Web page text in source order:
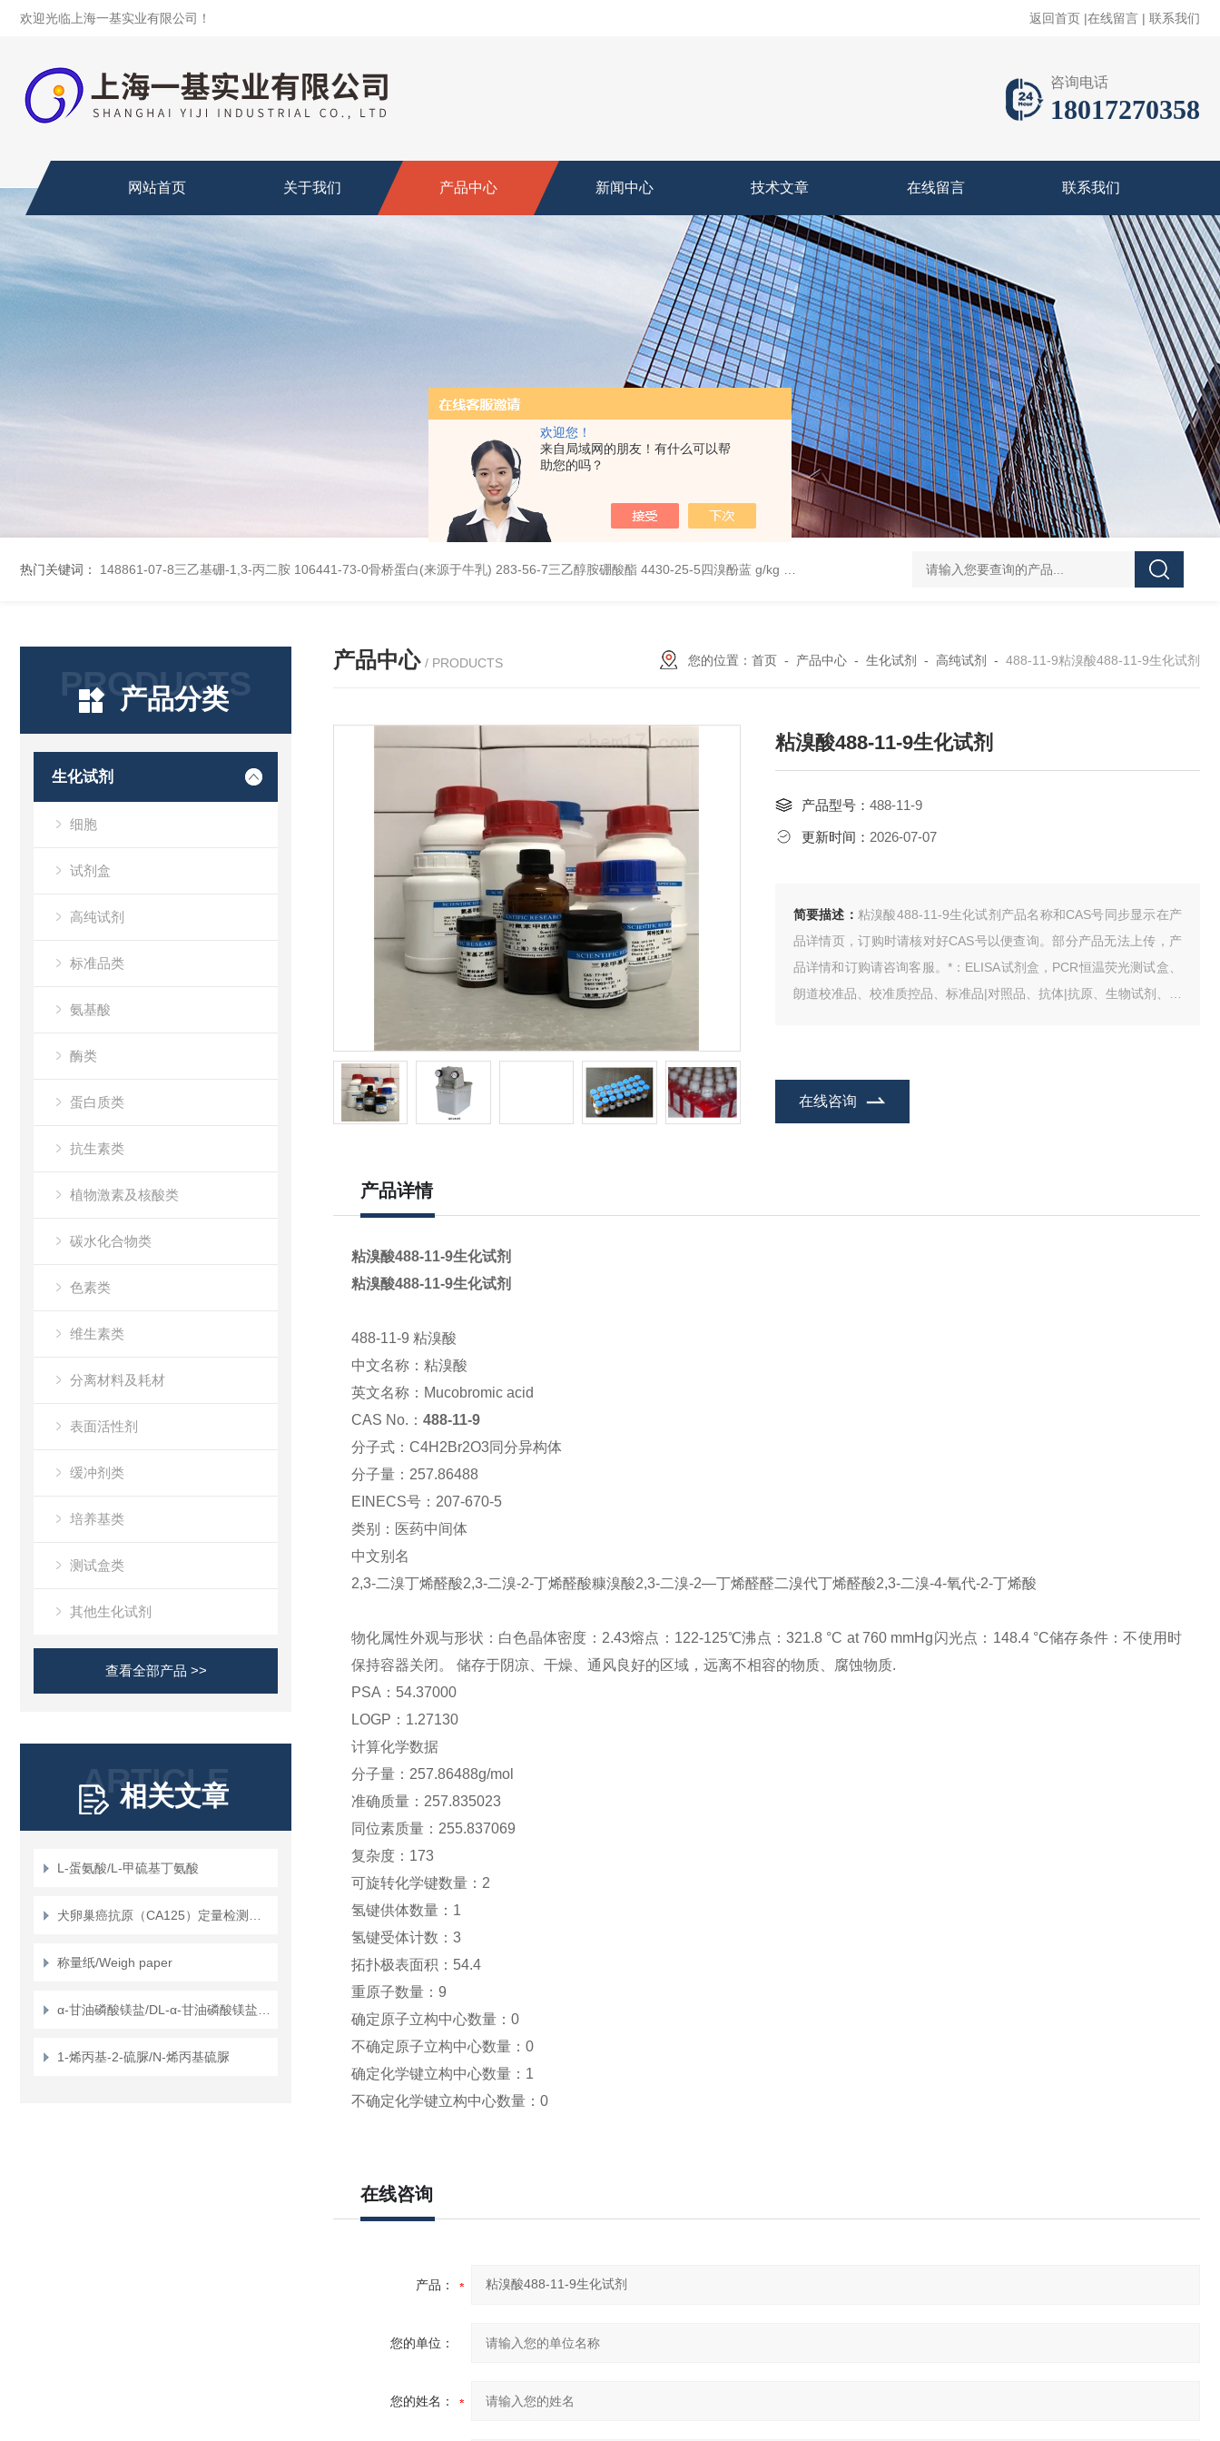
欢迎您！
来自局域网的朋友！有什么可以帮
助您的吗？
欢迎光临上海一基实业有限公司！ 返回首页 |在线留言 | 联系我们
咨询电话
18017270358
网站首页 关于我们 产品中心 新闻中心 技术文章 在线留言 联系我们
热门关键词： 148861-07-8三乙基硼-1,3-丙二胺 106441-73-0骨桥蛋白(来源于牛乳) 283-56-7三乙醇胺硼酸酯 4430-25-5四溴酚蓝 g/kg 81-08-32-磺基苯甲酸酐 4441-12-7三(4-吗啉基)氧化膦
PRODUCTS
产品分类
生化试剂
细胞
试剂盒
高纯试剂
标准品类
氨基酸
酶类
蛋白质类
抗生素类
植物激素及核酸类
碳水化合物类
色素类
维生素类
分离材料及耗材
表面活性剂
缓冲剂类
培养基类
测试盒类
其他生化试剂
查看全部产品 >>
ARTICLE
相关文章
L-蛋氨酸/L-甲硫基丁氨酸
称量纸/Weigh paper
1-烯丙基-2-硫脲/N-烯丙基硫脲
产品中心 / PRODUCTS 您的位置： 首页 - 产品中心 - 生化试剂 - 高纯试剂 - 488-11-9粘溴酸488-11-9生化试剂
粘溴酸488-11-9生化试剂
产品型号： 488-11-9
更新时间： 2026-07-07
简要描述： 粘溴酸488-11-9生化试剂产品名称和CAS号同步显示在产
品详情页，订购时请核对好CAS号以便查询。部分产品无法上传，产
品详情和订购请咨询客服。*：ELISA试剂盒，PCR恒温荧光测试盒、
朗道校准品、校准质控品、标准品|对照品、抗体|抗原、生物试剂、动
在线咨询
产品详情
粘溴酸488-11-9生化试剂
粘溴酸488-11-9生化试剂
488-11-9 粘溴酸
中文名称： 粘溴酸
英文名称： Mucobromic acid
CAS No.： 488-11-9
分子式： C4H2Br2O3同分异构体
分子量： 257.86488
EINECS号： 207-670-5
类别： 医药中间体
中文别名
2,3-二溴丁烯醛酸2,3-二溴-2-丁烯醛酸糠溴酸2,3-二溴-2—丁烯醛醛二溴代丁烯醛酸2,3-二溴-4-氧代-2-丁烯酸
物化属性外观与形状： 白色晶体密度： 2.43熔点： 122-125℃沸点：321.8 °C at 760 mmHg闪光点： 148.4 °C储存条件：不使用时
保持容器关闭。 储存于阴凉、干燥、通风良好的区域，远离不相容的物质、腐蚀物质.
PSA： 54.37000
LOGP： 1.27130
计算化学数据
分子量： 257.86488g/mol
准确质量： 257.835023
同位素质量： 255.837069
复杂度： 173
可旋转化学键数量： 2
氢键供体数量： 1
氢键受体计数： 3
拓扑极表面积： 54.4
重原子数量： 9
确定原子立构中心数量： 0
不确定原子立构中心数量： 0
确定化学键立构中心数量： 1
不确定化学键立构中心数量： 0
在线咨询
产品：
您的单位：
您的姓名：